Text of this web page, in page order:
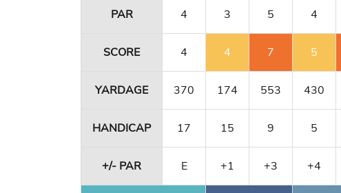
PAR 4 3 5 4
SCORE 4 4 7 5
YARDAGE 370 174 553 430
HANDICAP 17 15 9 5
+/- PAR E +1 +3 +4